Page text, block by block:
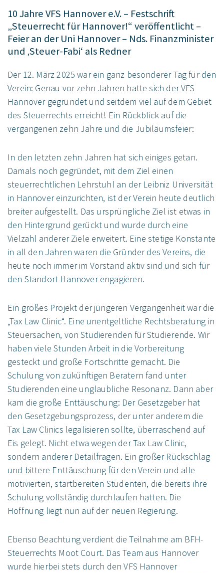
10 Jahre VFS Hannover e.V. – Festschrift
„Steuerrecht für Hannover!“ veröffentlicht –
Feier an der Uni Hannover – Nds. Finanzminister
und ‚Steuer-Fabi‘ als Redner
Der 12. März 2025 war ein ganz besonderer Tag für den
Verein: Genau vor zehn Jahren hatte sich der VFS
Hannover gegründet und seitdem viel auf dem Gebiet
des Steuerrechts erreicht! Ein Rückblick auf die
vergangenen zehn Jahre und die Jubiläumsfeier:
In den letzten zehn Jahren hat sich einiges getan.
Damals noch gegründet, mit dem Ziel einen
steuerrechtlichen Lehrstuhl an der Leibniz Universität
in Hannover einzurichten, ist der Verein heute deutlich
breiter aufgestellt. Das ursprüngliche Ziel ist etwas in
den Hintergrund gerückt und wurde durch eine
Vielzahl anderer Ziele erweitert. Eine stetige Konstante
in all den Jahren waren die Gründer des Vereins, die
heute noch immer im Vorstand aktiv sind und sich für
den Standort Hannover engagieren.
Ein großes Projekt der jüngeren Vergangenheit war die
„Tax Law Clinic“. Eine unentgeltliche Rechtsberatung in
Steuersachen, von Studierenden für Studierende. Wir
haben viele Stunden Arbeit in die Vorbereitung
gesteckt und große Fortschritte gemacht. Die
Schulung von zukünftigen Beratern fand unter
Studierenden eine unglaubliche Resonanz. Dann aber
kam die große Enttäuschung: Der Gesetzgeber hat
den Gesetzgebungsprozess, der unter anderem die
Tax Law Clinics legalisieren sollte, überraschend auf
Eis gelegt. Nicht etwa wegen der Tax Law Clinic,
sondern anderer Detailfragen. Ein großer Rückschlag
und bittere Enttäuschung für den Verein und alle
motivierten, startbereiten Studenten, die bereits ihre
Schulung vollständig durchlaufen hatten. Die
Hoffnung liegt nun auf der neuen Regierung.
Ebenso Beachtung verdient die Teilnahme am BFH-
Steuerrechts Moot Court. Das Team aus Hannover
wurde hierbei stets durch den VFS Hannover